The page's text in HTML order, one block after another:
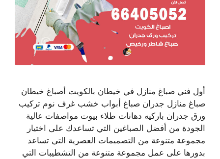
أول فني صباغ منازل في خيطان بالكويت أصباغ خيطان
صباغ منازل جدران صباغ أبواب خشب غرف نوم تركيب
ورق جدران باركيه دهانات طلاء بيوت مواصفات عالية
الجودة من أفضل الصباغين التي تساعدك على اختيار
مجموعة متنوعة من التصميمات العصرية التي تساعد
بدورها على عمل مجموعة متنوعة من التشطيبات التي